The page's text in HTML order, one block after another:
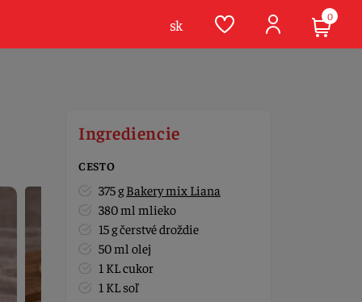
Ingrediencie
CESTO
375 gBakery mix Liana
380 ml mlieko
15 g čerstvé droždie
50 ml olej
1 KL cukor
1 KL soľ
sk 0